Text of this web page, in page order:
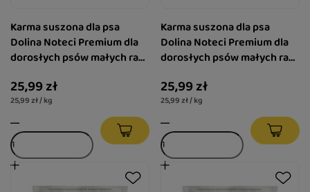
Karma suszona dla psa
Dolina Noteci Premium dla
dorosłych psów małych ras
25,99 zł
25,99 zł / kg
Karma suszona dla psa
Dolina Noteci Premium dla
dorosłych psów małych ras
kg
25,99 zł
25,99 zł / kg